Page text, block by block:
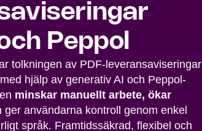
Peppol
tolkningen av PDF-leveransaviseringar
hjälp av generativ AI och Peppol-
minskar manuellt arbete, ökar
ger användarna kontroll genom enkel
språk. Framtidssäkrad, flexibel och